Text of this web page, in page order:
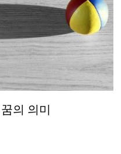
의 의미